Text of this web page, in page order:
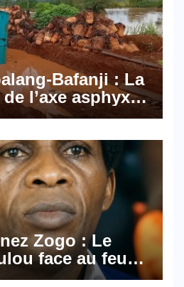
Bafanji : La
l’axe asphyxie
Zogo : Le
face au feu
de la